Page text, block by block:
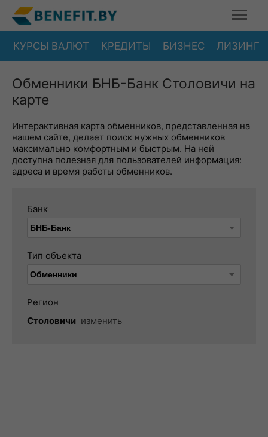
КУРСЫ ВАЛЮТ КРЕДИТЫ БИЗНЕС ЛИЗИНГ
Обменники БНБ-Банк Столовичи на
карте
Интерактивная карта обменников, представленная на
нашем сайте, делает поиск нужных обменников
максимально комфортным и быстрым. На ней
доступна полезная для пользователей информация:
адреса и время работы обменников.
Банк
Тип объекта
Регион
Столовичи изменить